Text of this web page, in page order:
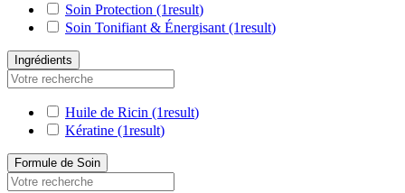
Soin Protection (1result)
Soin Tonifiant & Énergisant (1result)
Ingrédients
Huile de Ricin (1result)
Kératine (1result)
Formule de Soin